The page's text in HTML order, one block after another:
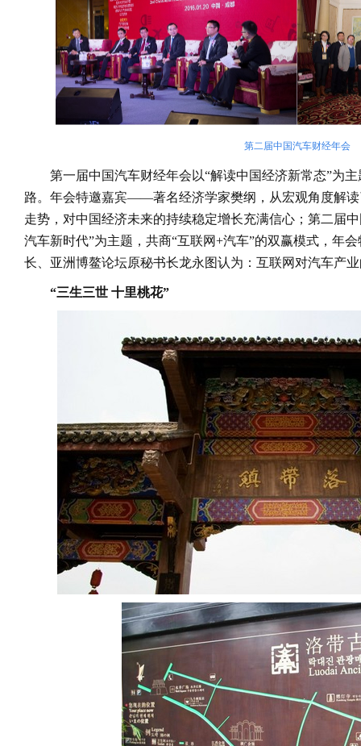
第二届中国汽车财经年会
第一届中国汽车财经年会以“解读中国经济新常态”为
路。年会特邀嘉宾——著名经济学家樊纲，从宏观角度解
走势，对中国经济未来的持续稳定增长充满信心；第二届
汽车新时代”为主题，共商“互联网+汽车”的双赢模式，年
长、亚洲博鳌论坛原秘书长龙永图认为：互联网对汽车产
“三生三世 十里桃花”